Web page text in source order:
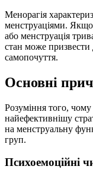
Менорагія
менструаціями.
або менструація
стан може призвести
самопочуття.
Основні
Розуміння того,
найефективнішу
на менструальну
груп.
Психоемоційні